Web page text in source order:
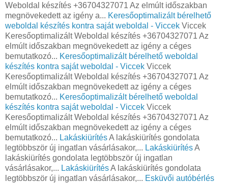
Weboldal készítés +36704327071 Az elmúlt időszakban
megnövekedett az igény a... Keresőoptimalizált bérelhető
weboldal készítés kontra saját weboldal - Viccek Viccek
Keresőoptimalizált Weboldal készítés +36704327071 Az
elmúlt időszakban megnövekedett az igény a céges
bemutatkozó... Keresőoptimalizált bérelhető weboldal
készítés kontra saját weboldal - Viccek Viccek
Keresőoptimalizált Weboldal készítés +36704327071 Az
elmúlt időszakban megnövekedett az igény a céges
bemutatkozó... Keresőoptimalizált bérelhető weboldal
készítés kontra saját weboldal - Viccek Viccek
Keresőoptimalizált Weboldal készítés +36704327071 Az
elmúlt időszakban megnövekedett az igény a céges
bemutatkozó... LakáskiürítésA lakáskiürítés gondolata
legtöbbször új ingatlan vásárlásakor,... LakáskiürítésA
lakáskiürítés gondolata legtöbbször új ingatlan
vásárlásakor,... LakáskiürítésA lakáskiürítés gondolata
legtöbbször új ingatlan vásárlásakor,... Esküvői autóbérlés